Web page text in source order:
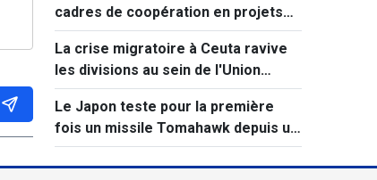
cadres de coopération en projets
concrets
La crise migratoire à Ceuta ravive
les divisions au sein de l'Union
européenne
Le Japon teste pour la première
fois un missile Tomahawk depuis un
destroyer